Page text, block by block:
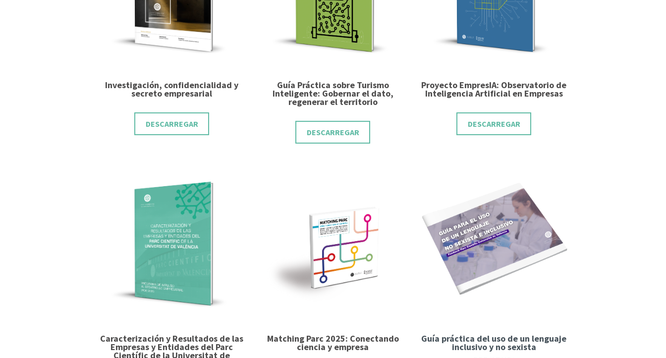
Investigación, confidencialidad y
secreto empresarial
DESCARREGAR
Guía Práctica sobre Turismo
Inteligente: Gobernar el dato,
regenerar el territorio
DESCARREGAR
Proyecto EmpresIA: Observatorio de
Inteligencia Artificial en Empresas
DESCARREGAR
Caracterización y Resultados de las
Empresas y Entidades del Parc
Científic de la Universitat de
Matching Parc 2025: Conectando
ciencia y empresa
Guía práctica del uso de un lenguaje
inclusivo y no sexista